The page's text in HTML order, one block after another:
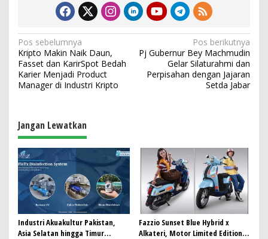
N
a
v
i
a
s
i
p
o
s
Pos sebelumnya
Kripto Makin Naik Daun,
Fasset dan KarirSpot Bedah
Karier Menjadi Product
Manager di Industri Kripto
Pos berikutnya
Pj Gubernur Bey Machmudin
Gelar Silaturahmi dan
Perpisahan dengan Jajaran
Setda Jabar
Jangan Lewatkan
Industri Akuakultur Pakistan,
Asia Selatan hingga Timur
Fazzio Sunset Blue Hybrid x
Alkateri, Motor Limited Edition